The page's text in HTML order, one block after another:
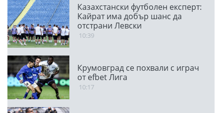
Казахстански футболен експерт:
Кайрат има добър шанс да
отстрани Левски
10:39
Крумовград се похвали с играч
от efbet Лига
10:17